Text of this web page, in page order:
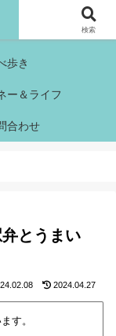
歩き
ー＆ライフ
合わせ
弁とうまい
2024.04.27
す。
検索